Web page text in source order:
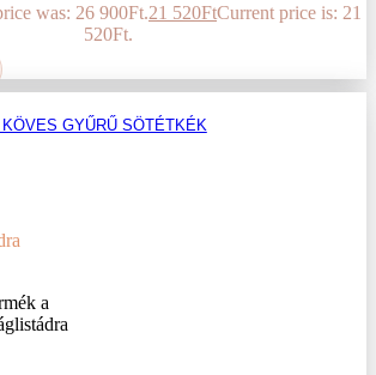
was: 26 900Ft.21 520FtCurrent price is: 21
520Ft.
KÖVES GYŰRŰ SÖTÉTKÉK